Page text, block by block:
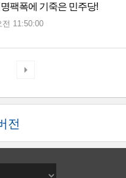
팩폭에 기죽은 민주당!
전 11:50:00
전